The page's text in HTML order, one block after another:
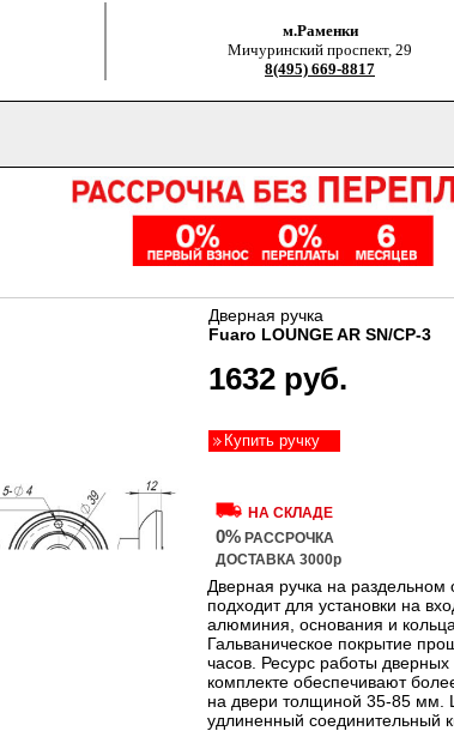
м.Раменки
Мичуринский проспект, 29
8(495) 669-8817
Дверная ручка
Fuaro LOUNGE AR SN/CP-3
1632 руб.
Купить ручку
НА СКЛАДЕ
0% РАССРОЧКА
ДОСТАВКА 3000р
Дверная ручка на
подходит для установки на
алюминия, основания и
Гальваническое покрытие
часов. Ресурс работы
комплекте обеспечивают
на двери толщиной 35-85 мм.
удлиненный соединительный